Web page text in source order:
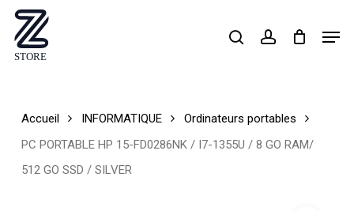
Skip
main
searchaccount
Accueil INFORMATIQUE
Ordinateurs portables
PC PORTABLE HP 15-FD0286NK / I7-1355U / 8 GO RAM/
512 GO SSD / SILVER